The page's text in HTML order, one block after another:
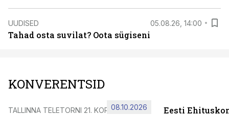
UUDISED 05.08.26, 14:00
Tahad osta suvilat? Oota sügiseni
KONVERENTSID
TALLINNA TELETORNI 21. KORRUSEL
08.10.2026 Eesti